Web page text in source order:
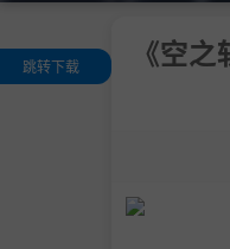
《空
跳转下载